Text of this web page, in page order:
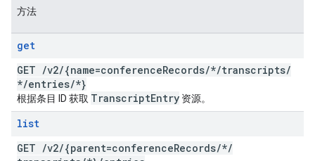
方法
get
GET /v2/{name=conferenceRecords/*/transcripts/
*/entries/*}
根据条目 ID 获取 TranscriptEntry 资源。
list
GET /v2/{parent=conferenceRecords/*/